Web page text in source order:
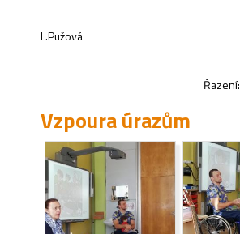
L.Pužová
Řazení:
Vzpoura úrazům